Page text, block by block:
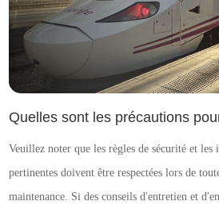
Veuillez noter que les règles de sécurité et
pertinentes doivent être respectées lors de
maintenance. Si des conseils d'entretien et